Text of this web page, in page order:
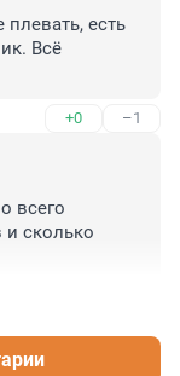
есть
Всё
+0 –1
всего
и сколько